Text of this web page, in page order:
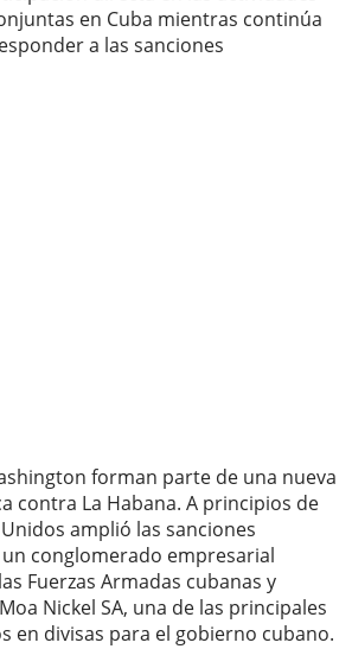
en Cuba mientras continúa
a las sanciones
forman parte de una nueva
contra La Habana. A principios de
amplió las sanciones
conglomerado empresarial
Fuerzas Armadas cubanas y
Nickel SA, una de las principales
en divisas para el gobierno cubano.